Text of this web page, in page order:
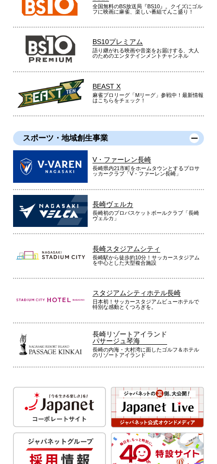
全国無料のBS放送局『BS10』。クイズにゴル
フに映画に麻雀、楽しい番組てんこ盛り！
BS10プレミアム
語り継がれる映画や音楽をお届けする、大人
のためのエンタテインメントチャンネル
BEAST X
麻雀プロリーグ「Mリーグ」参戦中！最新情報
はこちらをチェック！
スポーツ・地域創生事業
V・ファーレン長崎
長崎県内21市町をホームタウンとするプロサ
ッカークラブ「V・ファーレン長崎」
長崎ヴェルカ
長崎初のプロバスケットボールクラブ「長崎
ヴェルカ」
長崎スタジアムシティ
長崎駅から徒歩約10分！サッカースタジアム
を中心とした大型複合施設
スタジアムシティホテル長崎
日本初！サッカースタジアムビューホテルで
特別な感動とくつろぎを。
長崎リゾートアイランド
パサージュ琴海
長崎の内海・大村湾に面したゴルフ＆ホテル
のリゾートアイランド